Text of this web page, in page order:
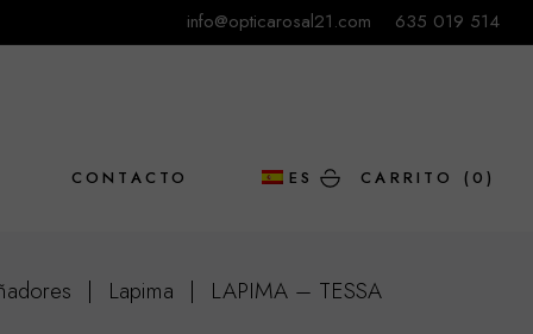
info@opticarosal21.com 635 019 514
CONTACTO ES
EN
CARRITO (0)
Lapima LAPIMA – TESSA